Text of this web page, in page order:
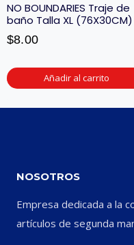
NO BOUNDARIES Traje de
baño Talla XL (76X30CM)
$8.00
Añadir al carrito
NOSOTROS
Empresa dedicada a la
artículos de segunda